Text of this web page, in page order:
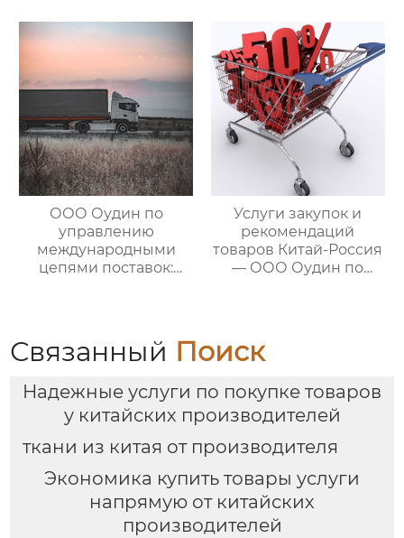
управлению
международными
цепями поставок
цепями поставок
ООО Оудин по
управлению
международными
цепями поставок:
Россия/Китай-
Казахстан,
множество
эффективных
способов доставки
для удовлетворения
потребностей
клиентов
Услуги закупок и
рекомендаций
товаров Китай-Россия
— ООО Оудин по
Связанный Поиск
Надежные услуги по покупке товаров
у китайских производителей
ткани из китая от производителя
Экономика купить товары услуги
напрямую от китайских
производителей